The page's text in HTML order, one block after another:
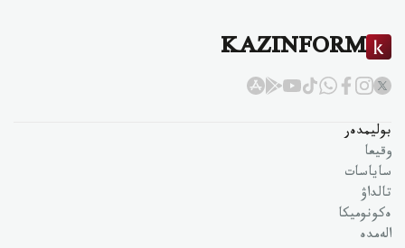
KAZINFORM
بوليمدەر
وقيعا
ساياسات
تالداۋ
ەكونوميكا
الەمدە